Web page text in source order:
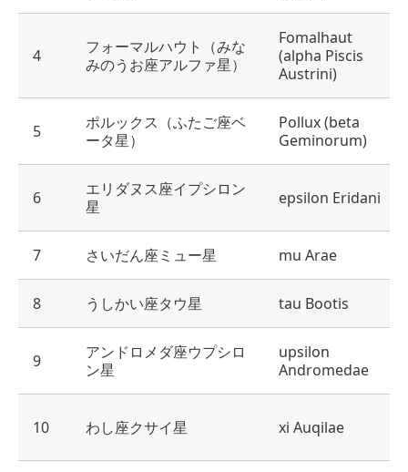
4
フォーマルハウト（みな
みのうお座アルファ星）
Fomalhaut
(alpha Piscis
Austrini)
5
ポルックス（ふたご座ベ
ータ星）
Pollux (beta
Geminorum)
6
エリダヌス座イプシロン
星
epsilon Eridani
7 さいだん座ミュー星 mu Arae
8 うしかい座タウ星 tau Bootis
9
アンドロメダ座ウプシロ
ン星
upsilon
Andromedae
10 わし座クサイ星 xi Auqilae